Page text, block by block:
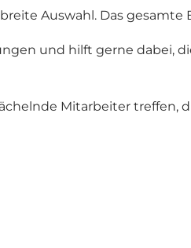
Auswahl. Das
und hilft gerne dabei,
Mitarbeiter